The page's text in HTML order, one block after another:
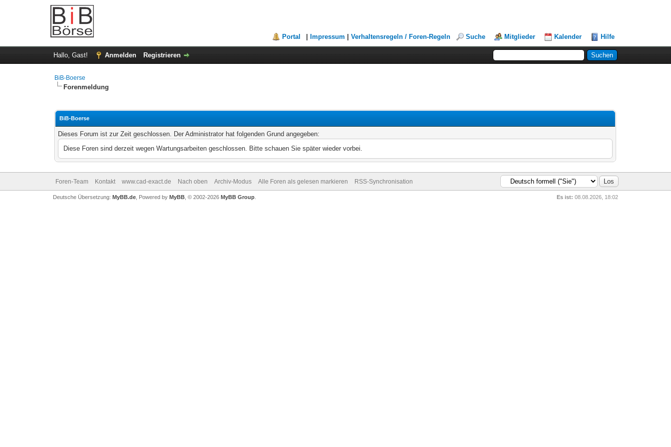
Portal Impressum |Verhaltensregeln / Foren-Regeln Suche Mitglieder Kalender Hilfe
Hallo, Gast! Anmelden Registrieren
BiB-Boerse
Forenmeldung
BiB-Boerse
Dieses Forum ist zur Zeit geschlossen. Der Administrator hat folgenden Grund angegeben:
Diese Foren sind derzeit wegen Wartungsarbeiten geschlossen. Bitte schauen Sie später wieder vorbei.
Foren-Team Kontakt www.cad-exact.de Nach oben Archiv-Modus Alle Foren als gelesen markieren RSS-Synchronisation
Es ist: 08.08.2026, 18:02
Deutsche Übersetzung: MyBB.de, Powered by MyBB, © 2002-2026 MyBB Group.